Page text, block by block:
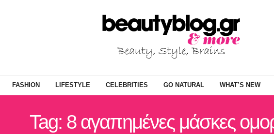
FASHION LIFESTYLE CELEBRITIES GO NATURAL WHAT’S NEW
Tag: 8 αγαπημένες μάσκες